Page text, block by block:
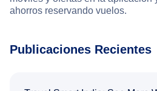
ahorros reservando vuelos.
Publicaciones Recientes